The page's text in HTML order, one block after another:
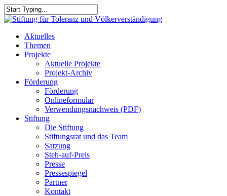
Skip
to
content
Close
search
Menu
Aktuelles
Themen
Projekte
Aktuelle Projekte
Projekt-Archiv
Förderung
Förderung
Onlineformular
Verwendungsnachweis (PDF)
Stiftung
Die Stiftung
Stiftungsrat und das Team
Satzung
Steh-auf-Preis
Presse
Pressespiegel
Partner
Kontakt